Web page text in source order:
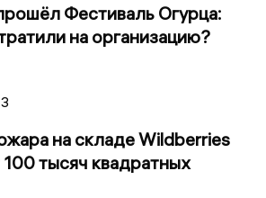
Фестиваль Огурца:
на организацию?
на складе Wildberries
100 тысяч квадратных